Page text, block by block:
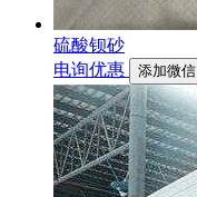
硫酸钡砂
电询优惠
添加微信